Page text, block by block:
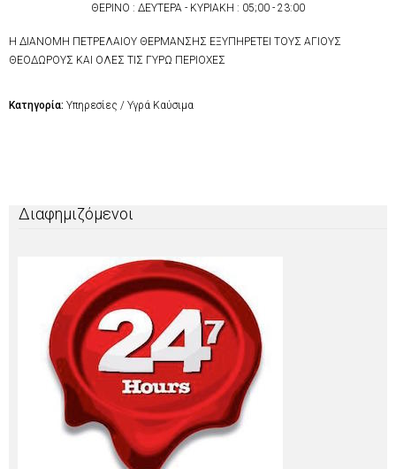
ΘΕΡΙΝΟ : ΔΕΥΤΕΡΑ - ΚΥΡΙΑΚΗ : 05;00 - 23:00
Η ΔΙΑΝΟΜΗ ΠΕΤΡΕΛΑΙΟΥ ΘΕΡΜΑΝΣΗΣ ΕΞΥΠΗΡΕΤΕΙ ΤΟΥΣ ΑΓΙΟΥΣ
ΘΕΟΔΩΡΟΥΣ ΚΑΙ ΟΛΕΣ ΤΙΣ ΓΥΡΩ ΠΕΡΙΟΧΕΣ
Κατηγορία: Υπηρεσίες / Υγρά Καύσιμα
Διαφημιζόμενοι